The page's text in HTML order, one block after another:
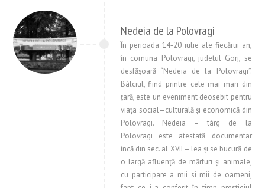
Nedeia de la Polovragi
În perioada 14-20 iulie ale fiecărui an,
în comuna Polovragi, judetul Gorj, se
desfăşoară “Nedeia de la Polovragi”.
Bâlciul, fiind printre cele mai mari din
ţară, este un eveniment deosebit pentru
viaţa social–culturală şi economică din
Polovragi. Nedeia – târg de la
Polovragi este atestată documentar
încă din sec. al XVII – lea şi se bucură de
o largă afluenţă de mărfuri şi animale,
cu participare a mii si mii de oameni,